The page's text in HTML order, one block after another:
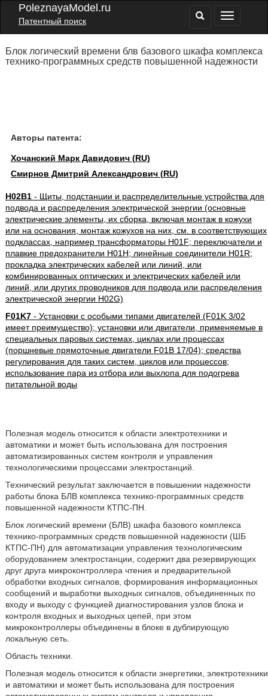
PoleznayaModel.ru
Патентный поиск
Блок логический времени блв базового шкафа комплекса
технико-программных средств повышенной надежности
Авторы патента:
Хочанский Марк Давидович (RU)
Смирнов Дмитрий Александрович (RU)
H02B1- Щиты, подстанции и распределительные устройства для
подвода и распределения электрической энергии (основные
электрические элементы, их сборка, включая монтаж в кожухи
или на основания, монтаж кожухов на них, см. в соответствующих
подклассах, например трансформаторы H01F; переключатели и
плавкие предохранители H01H; линейные соединители H01R;
прокладка электрических кабелей или линий, или
комбинированных оптических и электрических кабелей или
линий, или других проводников для подвода или распределения
электрической энергии H02G)
F01K7- Установки с особыми типами двигателей (F01K 3/02
имеет преимущество); установки или двигатели, применяемые в
специальных паровых системах, циклах или процессах
(поршневые прямоточные двигатели F01B 17/04); средства
регулирования для таких систем, циклов или процессов;
использование пара из отбора или выхлопа для подогрева
питательной воды
Полезная модель относится к области электротехники и
автоматики и может быть использована для построения
автоматизированных систем контроля и управления
технологическими процессами электростанций.
Технический результат заключается в повышении надежности
работы блока БЛВ комплекса технико-программных средств
повышенной надежности КТПС-ПН.
Блок логический времени (БЛВ) шкафа базового комплекса
технико-программных средств повышенной надежности (ШБ
КТПС-ПН) для автоматизации управления технологическим
оборудованием электростанции, содержит два резервирующих
друг друга микроконтроллера чтения и предварительной
обработки входных сигналов, формирования информационных
сообщений и выработки выходных сигналов, объединенных по
входу и выходу с функцией диагностирования узлов блока и
контроля входных и выходных цепей, при этом
микроконтроллеры объединены в блоке в дублирующую
локальную сеть.
Область техники.
Полезная модель относится к области энергетики, электротехники
и автоматики и может быть использована для построения